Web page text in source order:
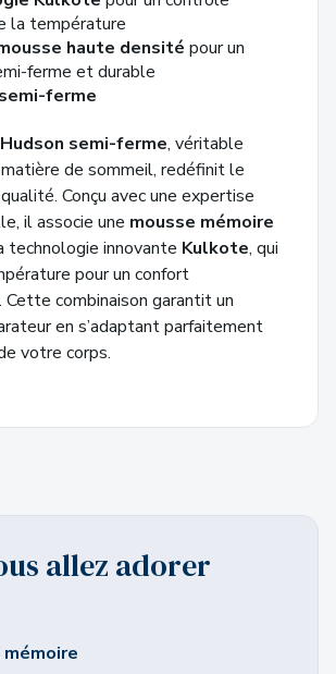
la température
haute densité pour un
ferme et durable
ferme
semi-ferme, véritable
de sommeil, redéfinit le
Conçu avec une expertise
il associe une mousse mémoire
technologie innovante Kulkote, qui
pour un confort
Cette combinaison garantit un
en s’adaptant parfaitement
votre corps.
allez adorer
mémoire